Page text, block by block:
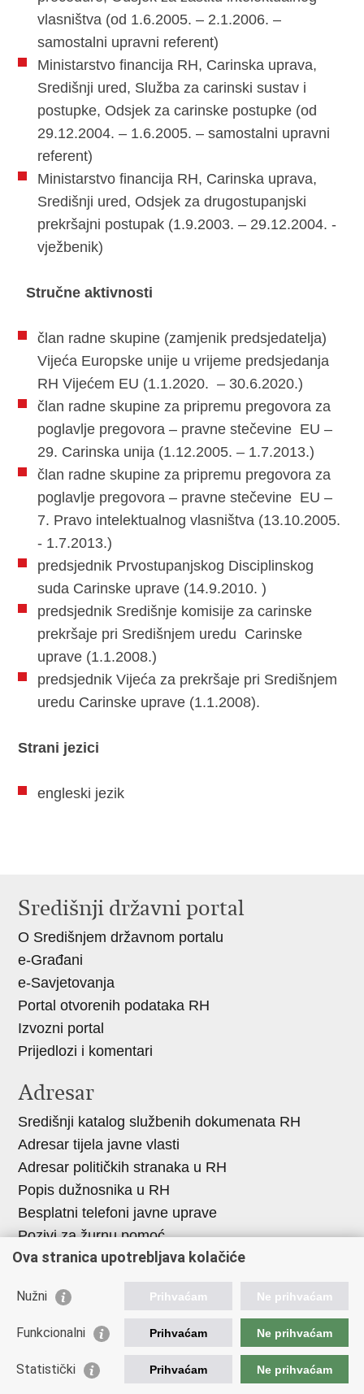
vlasništva (od 1.6.2005. – 2.1.2006. –
samostalni upravni referent)
Ministarstvo financija RH, Carinska uprava,
Središnji ured, Služba za carinski sustav i
postupke, Odsjek za carinske postupke (od
29.12.2004. – 1.6.2005. – samostalni upravni
referent)
Ministarstvo financija RH, Carinska uprava,
Središnji ured, Odsjek za drugostupanjski
prekršajni postupak (1.9.2003. – 29.12.2004. -
vježbenik)
Stručne aktivnosti
član radne skupine (zamjenik predsjedatelja)
Vijeća Europske unije u vrijeme predsjedanja
RH Vijećem EU (1.1.2020. – 30.6.2020.)
član radne skupine za pripremu pregovora za
poglavlje pregovora – pravne stečevine EU –
29. Carinska unija (1.12.2005. – 1.7.2013.)
član radne skupine za pripremu pregovora za
poglavlje pregovora – pravne stečevine EU –
7. Pravo intelektualnog vlasništva (13.10.2005.
- 1.7.2013.)
predsjednik Prvostupanjskog Disciplinskog
suda Carinske uprave (14.9.2010. )
predsjednik Središnje komisije za carinske
prekršaje pri Središnjem uredu Carinske
uprave (1.1.2008.)
predsjednik Vijeća za prekršaje pri Središnjem
uredu Carinske uprave (1.1.2008).
Strani jezici
engleski jezik
Središnji državni portal
O Središnjem državnom portalu
e-Građani
e-Savjetovanja
Portal otvorenih podataka RH
Izvozni portal
Prijedlozi i komentari
Adresar
Središnji katalog službenih dokumenata RH
Adresar tijela javne vlasti
Adresar političkih stranaka u RH
Popis dužnosnika u RH
Besplatni telefoni javne uprave
Pozivi za žurnu pomoć
Vlada Republike Hrvatske
Ministarstvo financija
Svjetska carinska organizacija
Ova stranica upotrebljava kolačiće
Nužni Prihvaćam Ne prihvaćam
Funkcionalni Prihvaćam Ne prihvaćam
Statistički Prihvaćam Ne prihvaćam